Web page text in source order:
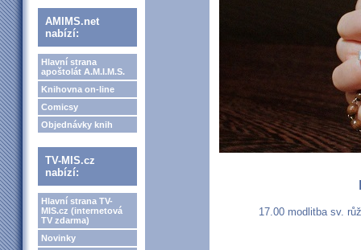
AMIMS.net
nabízí:
Hlavní strana
apoštolát A.M.I.M.S.
Knihovna on-line
Comicsy
Objednávky knih
TV-MIS.cz
nabízí:
Hlavní strana TV-
MIS.cz (internetová
TV zdarma)
Novinky
17.00 modlitba sv.